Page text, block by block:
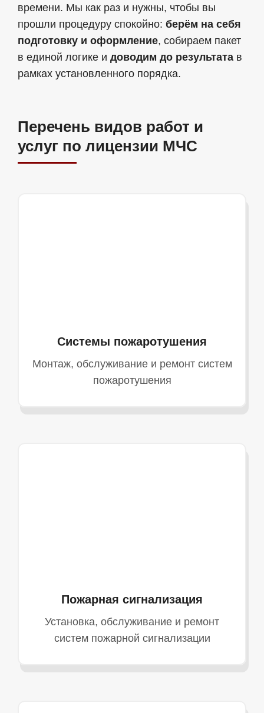
времени. Мы как раз и нужны, чтобы вы
прошли процедуру спокойно: берём на себя
подготовку и оформление, собираем пакет
в единой логике и доводим до результатав
рамках установленного порядка.
Перечень видов работ и
услуг по лицензии МЧС
Системы пожаротушения
Монтаж, обслуживание и ремонт систем
пожаротушения
Пожарная сигнализация
Установка, обслуживание и ремонт
систем пожарной сигнализации